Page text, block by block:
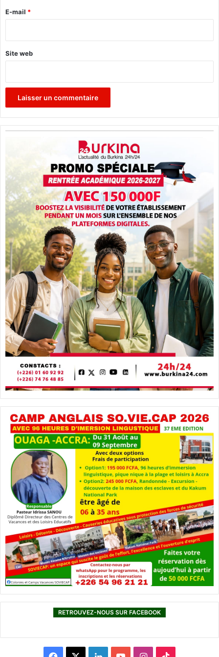
i
o
a
l
e
E-mail *
Site web
RETROUVEZ-NOUS SUR FACEBOOK